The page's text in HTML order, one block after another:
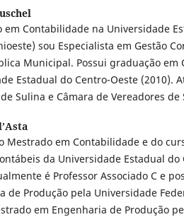
em Contabilidade na Universidade
sou Especialista em Gestão
Municipal. Possui graduação em
Estadual do Centro-Oeste (2010).
Sulina e Câmara de Vereadores de
Mestrado em Contabilidade e do
da Universidade Estadual do
é Professor Associado C e
de Produção pela Universidade
em Engenharia de Produção